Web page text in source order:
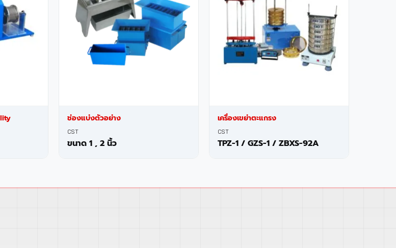
ช่องแบ่งตัวอย่าง
CST
ขนาด 1 , 2 นิ้ว
เครื่องเขย่าตะแกรง
CST
TPZ-1 / GZS-1 / ZBXS-92A